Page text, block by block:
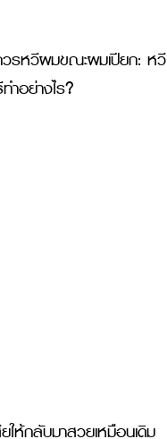
วรหวีผมขณะผมเปียก: หวี
ำอย่างไร?
ให้กลับมาสวยเหมือนเดิม